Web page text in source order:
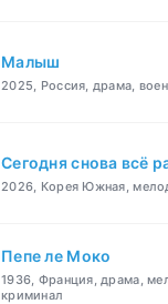
Малыш
2025, Россия, драма,
Сегодня снова всё
2026, Корея Южная,
Пепе ле Моко
1936, Франция, драма,
криминал